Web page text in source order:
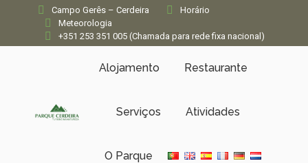
Campo Gerês – Cerdeira
Horário
Meteorologia
+351 253 351 005 (Chamada para rede fixa nacional)
Alojamento Restaurante
Serviços Atividades
O Parque